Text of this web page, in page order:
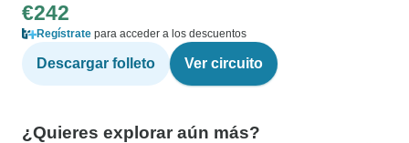
€242
Regístrate para acceder a los descuentos
Descargar folleto Ver circuito
¿Quieres explorar aún más?